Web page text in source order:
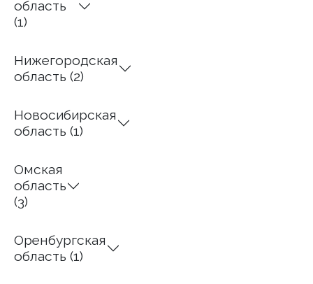
область
(1)
Нижегородская
область (2)
Новосибирская
область (1)
Омская
область
(3)
Оренбургская
область (1)